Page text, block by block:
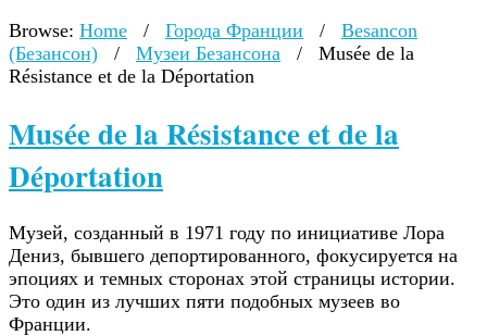
Browse: Home / Города Франции /
Besancon
(Безансон)
/ Музеи Безансона /
Musée de la
Résistance et de la Déportation
Musée de la Résistance et de la
Déportation
Музей, созданный в 1971 году по инициативе Лора
Дениз, бывшего депортированного, фокусируется на
эпоциях и темных сторонах этой страницы истории.
Это один из лучших пяти подобных музеев во
Франции.